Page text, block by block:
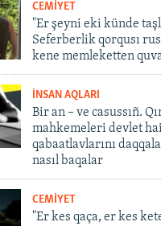
CEMİYET
"Er şeyni eki künde
Seferberlik qorqusı
kene memleketten
İNSAN AQLARI
Bir an – ve casussıñ.
mahkemeleri devlet
qabaatlavlarını
nasıl baqalar
CEMİYET
"Er kes qaça, er kes